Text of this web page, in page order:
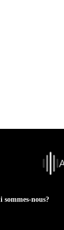
sommes-nous?